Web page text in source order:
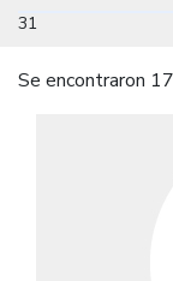
31
Se encontraron